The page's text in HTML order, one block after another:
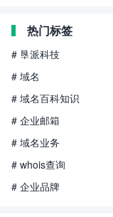
热门标签
# 垦派科技
# 域名
# 域名百科知识
# 企业邮箱
# 域名业务
# whois查询
# 企业品牌